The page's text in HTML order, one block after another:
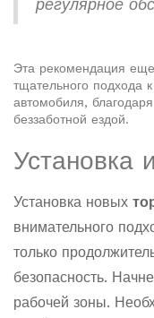
регулярное
Эта рекомендация
тщательного подхода
автомобиля,
беззаботной ездой.
Установка
Установка новых
внимательного
только
безопасность.
рабочей зоны.